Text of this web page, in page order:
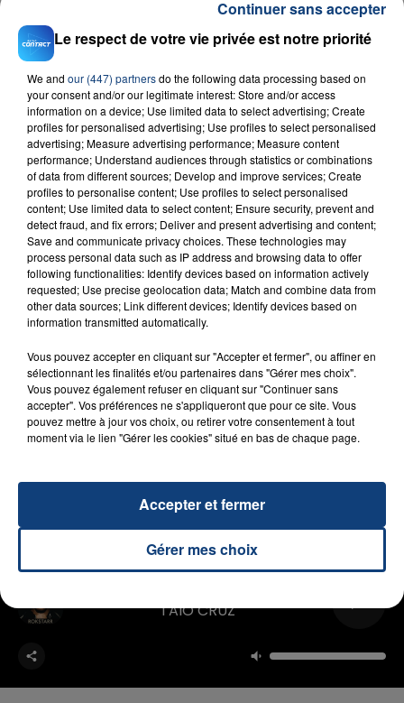
Organisé par :
· Association Dynamik DeeJay > Association
ardennaise, organisatrice d'événement autour
de la musique électronique.
· Association Arden'Plug > Association ardennaise
qui a pour but de promouvoir les « énergies
positives » du département ardennais (Art,
Culture, Evènements) et créatrice du magazine
gratuit Deklic et de soirées événementielles
Infos & résa au 03.24.32.53.70.
TAIO CRUZ
RADIO CONTACT
Le respect de votre vie privée est notre priorité
We and our (447) partnersdo the following data processing based on
your consent and/or our legitimate interest: Store and/or access
information on a device; Use limited data to select advertising; Create
profiles for personalised advertising; Use profiles to select personalised
advertising; Measure advertising performance; Measure content
performance; Understand audiences through statistics or combinations
of data from different sources; Develop and improve services; Create
profiles to personalise content; Use profiles to select personalised
content; Use limited data to select content; Ensure security, prevent and
detect fraud, and fix errors; Deliver and present advertising and content;
Save and communicate privacy choices. These technologies may
process personal data such as IP address and browsing data to offer
following functionalities: Identify devices based on information actively
requested; Use precise geolocation data; Match and combine data from
other data sources; Link different devices; Identify devices based on
information transmitted automatically.
Vous pouvez accepter en cliquant sur "Accepter et fermer", ou affiner en
sélectionnant les finalités et/ou partenaires dans "Gérer mes choix".
Vous pouvez également refuser en cliquant sur "Continuer sans
accepter". Vos préférences ne s'appliqueront que pour ce site. Vous
pouvez mettre à jour vos choix, ou retirer votre consentement à tout
moment via le lien "Gérer les cookies" situé en bas de chaque page.
Gérer mes choix
Accepter et fermer
Continuer sans accepter